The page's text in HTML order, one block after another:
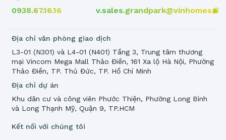
Địa chỉ dự án
Khu dân cư và công viên Phước Thiện, Phường Long Bình
và Long Thạnh Mỹ, Quận 9, TP.HCM
0938.67.16.16 v.sales.grandpark@vinhomes.vn
Địa chỉ văn phòng giao dịch
L3-01 (N301) và L4-01 (N401) Tầng 3, Trung tâm thương
mại Vincom Mega Mall Thảo Điền, 161 Xa lộ Hà Nội, Phường
Thảo Điền, TP. Thủ Đức, TP. Hồ Chí Minh
Kết nối với chúng tôi